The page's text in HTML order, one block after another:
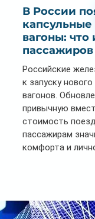
В России
вагоны: что
пассажиров
Российские
к запуску
вагонов.
привычную
стоимость
пассажирам
комфорта и
индивидуальные
спального